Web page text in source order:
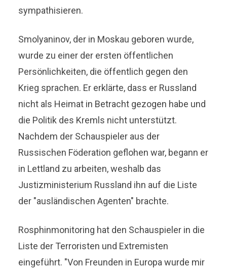
sympathisieren.
Smolyaninov, der in Moskau geboren wurde,
wurde zu einer der ersten öffentlichen
Persönlichkeiten, die öffentlich gegen den
Krieg sprachen. Er erklärte, dass er Russland
nicht als Heimat in Betracht gezogen habe und
die Politik des Kremls nicht unterstützt.
Nachdem der Schauspieler aus der
Russischen Föderation geflohen war, begann er
in Lettland zu arbeiten, weshalb das
Justizministerium Russland ihn auf die Liste
der "ausländischen Agenten" brachte.
Rosphinmonitoring hat den Schauspieler in die
Liste der Terroristen und Extremisten
eingeführt. "Von Freunden in Europa wurde mir